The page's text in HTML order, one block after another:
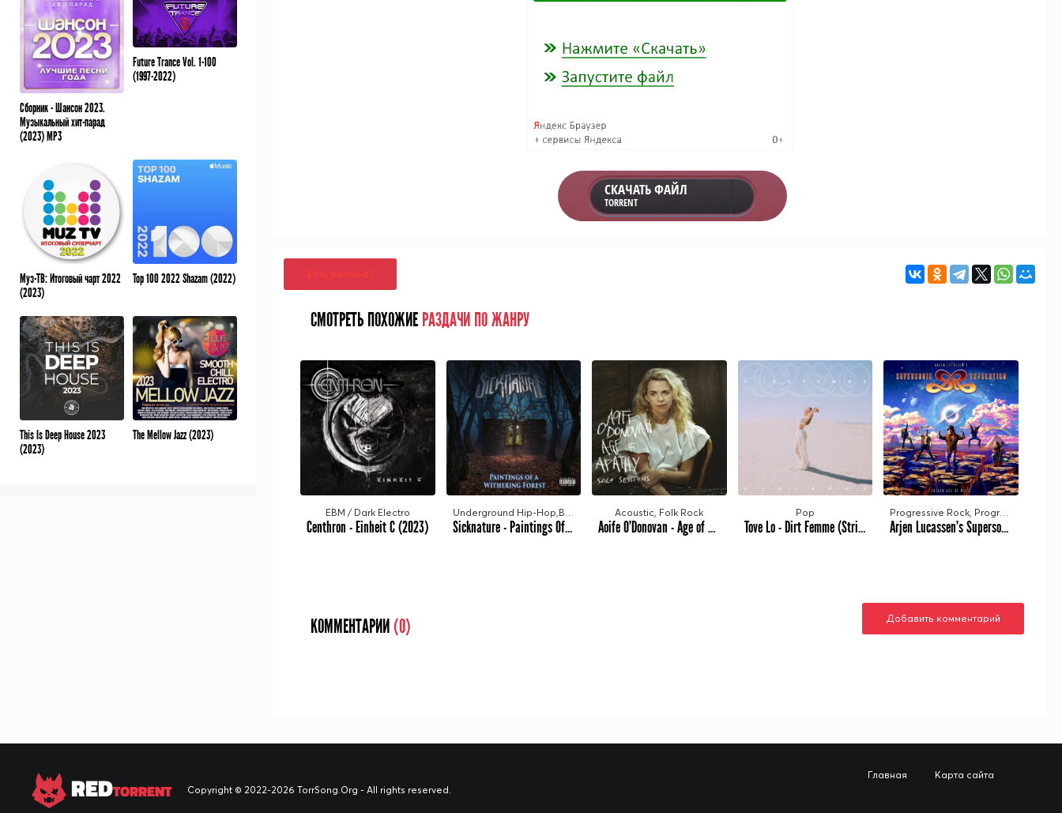
СКАЧАТЬ ФАЙЛ
TORRENT
Есть жалоба?
СМОТРЕТЬ ПОХОЖИЕ РАЗДАЧИ ПО ЖАНРУ
EBM / Dark Electro
Centhron - Einheit C (2023) Sicknature - Paintings Of A Withering Forest (2023)
Acoustic, Folk Rock
Aoife O'Donovan - Age of Apathy Solo Sessions (2023)
Pop
Tove Lo - Dirt Femme (Stripped) (2023)
Progressive Rock, Progressive Metal
Arjen Lucassen's Supersonic Revolution - Golden Age of Music (2023)
КОММЕНТАРИИ (0) Добавить комментарий
Сборник - Шансон 2023.
Музыкальный хит-парад
(2023) MP3
Future Trance Vol. 1-100
(1997-2022)
Муз-ТВ: Итоговый чарт 2022
(2023)
Top 100 2022 Shazam (2022)
This Is Deep House 2023
(2023)
The Mellow Jazz (2023)
REDTORRENT Copyright © 2022-2026 TorrSong.Org - All rights reserved.
Главная Карта сайта